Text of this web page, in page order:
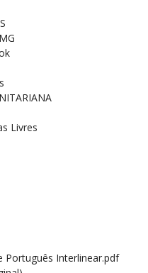
Livres
Português Interlinear.pdf